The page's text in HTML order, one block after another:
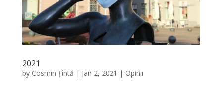
2021
by Cosmin Țîntă | Jan 2, 2021 | Opinii